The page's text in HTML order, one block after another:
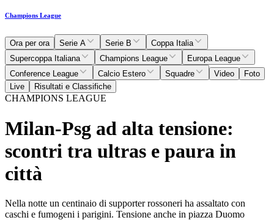
Champions League
Ora per ora Serie A Serie B
Coppa Italia
Supercoppa Italiana
Champions League
Europa League
Conference League
Calcio Estero Squadre Video
Foto
Live
Risultati e Classifiche
CHAMPIONS LEAGUE
Milan-Psg ad alta tensione:
scontri tra ultras e paura in
città
Nella notte un centinaio di supporter rossoneri ha assaltato con
caschi e fumogeni i parigini. Tensione anche in piazza Duomo